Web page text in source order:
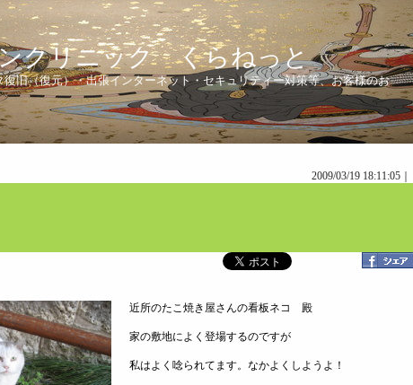
クリニック くらねっと
旧（復元）・出張インターネット・セキュリティー対策等、お客様のお
2009/03/19 18:11:05｜
近所のたこ焼き屋さんの看板ネコ 殿
家の敷地によく登場するのですが
私はよく唸られてます。なかよくしようよ！